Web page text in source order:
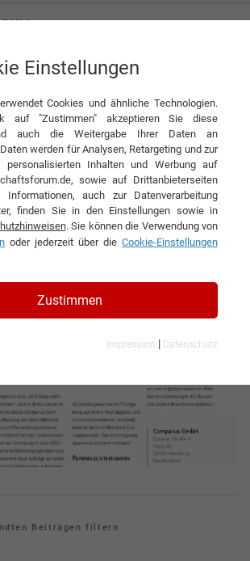
cPaper: Hochgradig spannend und innovativ
GmbH
EMPFEHLEN
spannend und
Beiträgen filtern
Einstellungen
Cookies und ähnliche Technologien.
auf "Zustimmen" akzeptieren Sie diese
auch die Weitergabe Ihrer Daten an
werden für Analysen, Retargeting und zur
personalisierten Inhalten und Werbung auf
sowie auf Drittanbieterseiten
Informationen, auch zur Datenverarbeitung
finden Sie in den Einstellungen sowie in
. Sie können die Verwendung von
oder jederzeit über die Cookie-Einstellungen
Zustimmen
Impressum | Datenschutz